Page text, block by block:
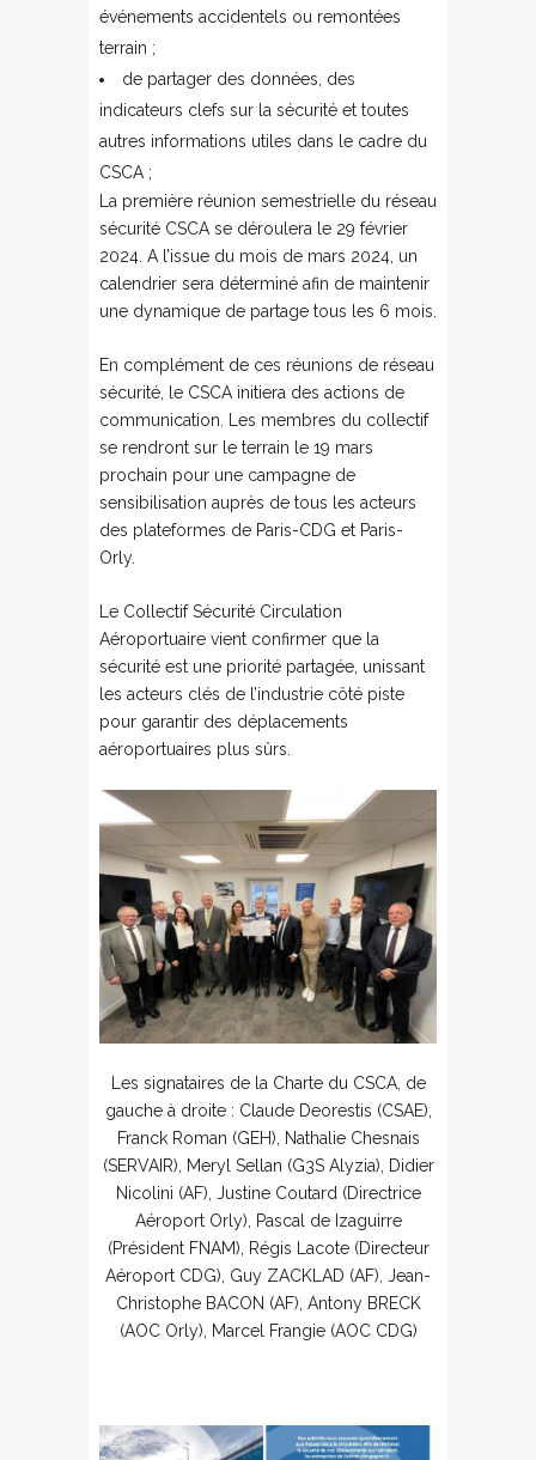
événements accidentels ou remontées
terrain ;
de partager des données, des
indicateurs clefs sur la sécurité et toutes
autres informations utiles dans le cadre du
CSCA ;
La première réunion semestrielle du réseau
sécurité CSCA se déroulera le 29 février
2024. A l’issue du mois de mars 2024, un
calendrier sera déterminé afin de maintenir
une dynamique de partage tous les 6 mois.
En complément de ces réunions de réseau
sécurité, le CSCA initiera des actions de
communication. Les membres du collectif
se rendront sur le terrain le 19 mars
prochain pour une campagne de
sensibilisation auprès de tous les acteurs
des plateformes de Paris-CDG et Paris-
Orly.
Le Collectif Sécurité Circulation
Aéroportuaire vient confirmer que la
sécurité est une priorité partagée, unissant
les acteurs clés de l’industrie côté piste
pour garantir des déplacements
aéroportuaires plus sûrs.
Les signataires de la Charte du CSCA, de
gauche à droite : Claude Deorestis (CSAE),
Franck Roman (GEH), Nathalie Chesnais
(SERVAIR), Meryl Sellan (G3S Alyzia), Didier
Nicolini (AF), Justine Coutard (Directrice
Aéroport Orly), Pascal de Izaguirre
(Président FNAM), Régis Lacote (Directeur
Aéroport CDG), Guy ZACKLAD (AF), Jean-
Christophe BACON (AF), Antony BRECK
(AOC Orly), Marcel Frangie (AOC CDG)